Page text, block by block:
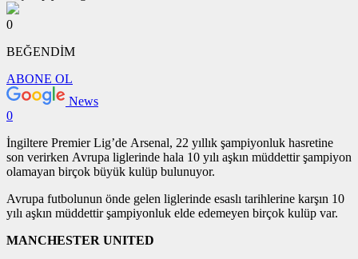
0
BEĞENDİM
ABONE OL
News
0
İngiltere Premier Lig’de Arsenal, 22 yıllık şampiyonluk hasretine
son verirken Avrupa liglerinde hala 10 yılı aşkın müddettir şampiyon
olamayan birçok büyük kulüp bulunuyor.
Avrupa futbolunun önde gelen liglerinde esaslı tarihlerine karşın 10
yılı aşkın müddettir şampiyonluk elde edemeyen birçok kulüp var.
MANCHESTER UNITED